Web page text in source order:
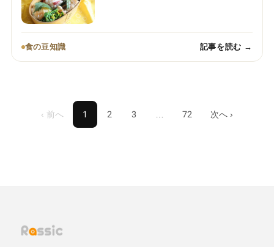
食の豆知識 記事を読む →
‹ 前へ 1 2 3 72 次へ ›